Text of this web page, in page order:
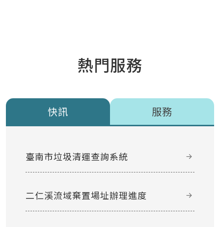
熱門服務
快訊 服務
臺南市垃圾清運查詢系統
二仁溪流域棄置場址辦理進度